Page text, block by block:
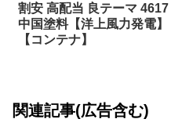
割安 高配当 良テーマ 4617
中国塗料【洋上風力発電】
【コンテナ】
関連記事(広告含む)